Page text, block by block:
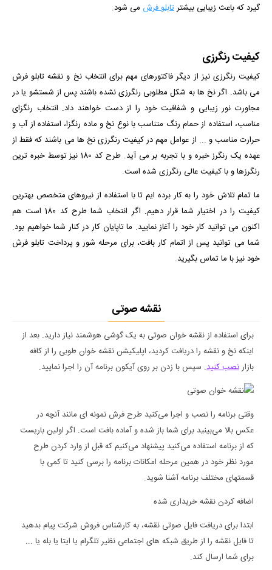
گیرد که باعث زیبایی بیشترتابلو فرش می شود.
کیفیت رنگرزی
کیفیت رنگرزی نیز از دیگر فاکتورهای مهم برای انتخاب نخ و نقشه تابلو فرش
می باشد. اگر نخ ها به شکل مطلوبی رنگرزی نشده باشند پس از شستشو یا در
مجاورت نور زیبایی و شفافیت خود را از دست خواهند داد. انتخاب رنگزای
مناسب، استفاده از حمام رنگ متناسب با نوع نخ و ماده رنگزا، استفاده از آب و
حرارت مناسب و ... از عوامل مهم در کیفیت رنگرزی نخ ها می باشند که فقط از
عهده یک رنگرز خبره و با تجربه بر می آید. طرح کد 180 نیز توسط خبره ترین
رنگرزها و با کیفیت عالی رنگرزی شده است.
ما تمام تلاش خود را به کار برده ایم تا با استفاده از نیروهای متخصص بهترین
کیفیت را در اختیار شما قرار دهیم. اگر انتخاب شما طرح کد 180 است هم
اکنون می توانید کار خود را آغاز نمایید. ما تاپایان کار در کنار شما خواهیم بود.
شما می توانید پس از اتمام کار بافت، برای مرحله شور و پرداخت تابلو فرش
خود نیز با ما تماس بگیرید.
نقشه صوتی
برای استفاده از نقشه خوان صوتی به یک گوشی هوشمند نیاز دارید. بعد از
اینکه نخ و نقشه را دریافت کردید، اپلیکیشن نقشه خوان طوبی را از کافه
بازارنصب کنید. سپس با زدن بر روی آیکون برنامه آن را اجرا نمایید.
وقتی برنامه را نصب و اجرا می‌کنید طرح فرش نمونه ای مانند آنچه در
عکس بالا می‌بینید برای شما باز شده و آماده بافت است. اگر اولین باریست
که از برنامه استفاده می‌کنید پیشنهاد می‌کنیم که قبل از وارد کردن طرح
مورد نظر خود در همین مرحله امکانات برنامه را برسی کنید تا کمی با
قسمتهای مختلف برنامه آشنا شوید.
اضافه کردن نقشه خریداری شده
ابتدا برای دریافت فایل صوتی نقشه، به کارشناس فروش شرکت پیام بدهید
تا فایل نقشه را از طریق شبکه های اجتماعی نظیر تلگرام یا ایتا یا بله یا ...
برای شما ارسال کند.